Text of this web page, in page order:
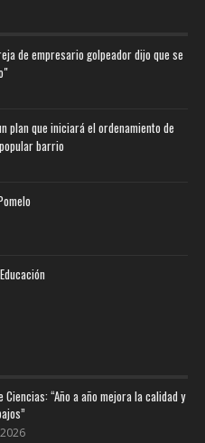
de empresario golpeador dijo que se
plan que iniciará el ordenamiento de
barrio
“Año a año mejora la calidad y